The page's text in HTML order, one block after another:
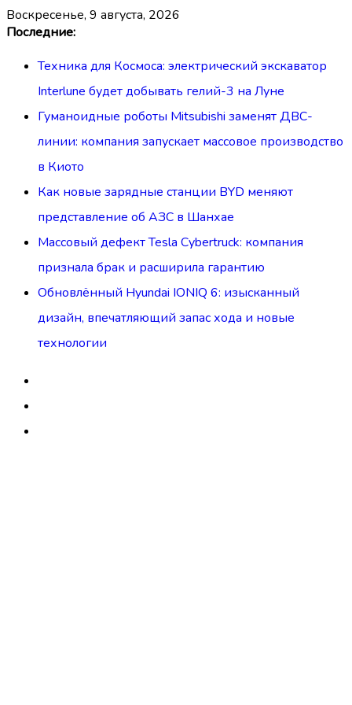
Перейти
содержимому
воскресенье, 9 августа, 2026
Последние:
Техника для Космоса: электрический экскаватор
Interlune будет добывать гелий-3 на Луне
Гуманоидные роботы Mitsubishi заменят ДВС-
линии: компания запускает массовое производство
в Киото
Как новые зарядные станции BYD меняют
представление об АЗС в Шанхае
Массовый дефект Tesla Cybertruck: компания
признала брак и расширила гарантию
Обновлённый Hyundai IONIQ 6: изысканный
дизайн, впечатляющий запас хода и новые
технологии